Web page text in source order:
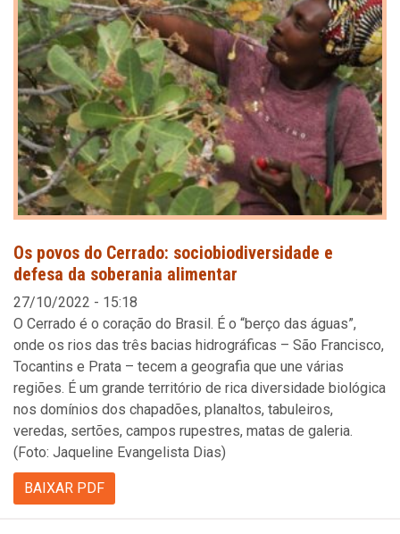
Os povos do Cerrado: sociobiodiversidade e
defesa da soberania alimentar
27/10/2022 - 15:18
O Cerrado é o coração do Brasil. É o “berço das águas”,
onde os rios das três bacias hidrográficas – São Francisco,
Tocantins e Prata – tecem a geografia que une várias
regiões. É um grande território de rica diversidade biológica
nos domínios dos chapadões, planaltos, tabuleiros,
veredas, sertões, campos rupestres, matas de galeria.
(Foto: Jaqueline Evangelista Dias)
BAIXAR PDF